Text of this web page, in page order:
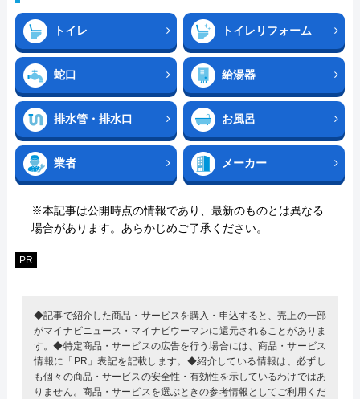
トイレ トイレリフォーム
蛇口 給湯器
排水管・排水口 お風呂
業者 メーカー
※本記事は公開時点の情報であり、最新のものとは異なる
場合があります。あらかじめご了承ください。
PR
◆記事で紹介した商品・サービスを購入・申込すると、売上の一部
がマイナビニュース・マイナビウーマンに還元されることがありま
す。◆特定商品・サービスの広告を行う場合には、商品・サービス
情報に「PR」表記を記載します。◆紹介している情報は、必ずし
も個々の商品・サービスの安全性・有効性を示しているわけではあ
りません。商品・サービスを選ぶときの参考情報としてご利用くだ